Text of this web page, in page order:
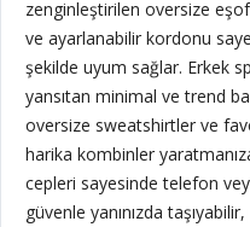
zenginleştirilen oversize
ve ayarlanabilir kordonu
şekilde uyum sağlar. Erkek
yansıtan minimal ve trend
oversize sweatshirtler ve
harika kombinler
cepleri sayesinde telefon
güvenle yanınızda